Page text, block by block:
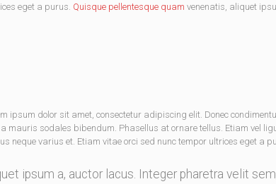
eget a purus. Quisque pellentesque quam venenatis, aliquet
ipsum dolor sit amet, consectetur adipiscing elit. Donec
mauris sodales bibendum. Phasellus at ornare tellus. Etiam vel
neque varius et. Etiam vitae orci sed nunc tempor ultrices eget a
ipsum a, auctor lacus. Integer pharetra velit